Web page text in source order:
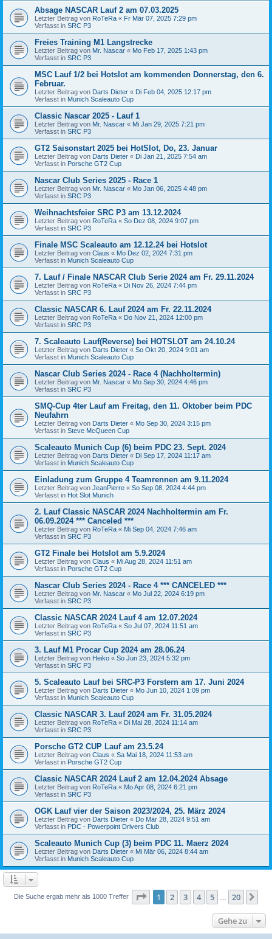
Absage NASCAR Lauf 2 am 07.03.2025
Letzter Beitrag von RoTeRa « Fr Mär 07, 2025 7:29 pm
Verfasst in SRC P3
Freies Training M1 Langstrecke
Letzter Beitrag von Mr. Nascar « Mo Feb 17, 2025 1:43 pm
Verfasst in SRC P3
MSC Lauf 1/2 bei Hotslot am kommenden Donnerstag, den 6.
Februar.
Letzter Beitrag von Darts Dieter « Di Feb 04, 2025 12:17 pm
Verfasst in Munich Scaleauto Cup
Classic Nascar 2025 - Lauf 1
Letzter Beitrag von Mr. Nascar « Mi Jan 29, 2025 7:21 pm
Verfasst in SRC P3
GT2 Saisonstart 2025 bei HotSlot, Do, 23. Januar
Letzter Beitrag von Darts Dieter « Di Jan 21, 2025 7:54 am
Verfasst in Porsche GT2 Cup
Nascar Club Series 2025 - Race 1
Letzter Beitrag von Mr. Nascar « Mo Jan 06, 2025 4:48 pm
Verfasst in SRC P3
Weihnachtsfeier SRC P3 am 13.12.2024
Letzter Beitrag von RoTeRa « So Dez 08, 2024 9:07 pm
Verfasst in SRC P3
Finale MSC Scaleauto am 12.12.24 bei Hotslot
Letzter Beitrag von Claus « Mo Dez 02, 2024 7:31 pm
Verfasst in Munich Scaleauto Cup
7. Lauf / Finale NASCAR Club Serie 2024 am Fr. 29.11.2024
Letzter Beitrag von RoTeRa « Di Nov 26, 2024 7:44 pm
Verfasst in SRC P3
Classic NASCAR 6. Lauf 2024 am Fr. 22.11.2024
Letzter Beitrag von RoTeRa « Do Nov 21, 2024 12:00 pm
Verfasst in SRC P3
7. Scaleauto Lauf(Reverse) bei HOTSLOT am 24.10.24
Letzter Beitrag von Darts Dieter « So Okt 20, 2024 9:01 am
Verfasst in Munich Scaleauto Cup
Nascar Club Series 2024 - Race 4 (Nachholtermin)
Letzter Beitrag von Mr. Nascar « Mo Sep 30, 2024 4:46 pm
Verfasst in SRC P3
SMQ-Cup 4ter Lauf am Freitag, den 11. Oktober beim PDC
Neufahrn
Letzter Beitrag von Darts Dieter « Mo Sep 30, 2024 3:15 pm
Verfasst in Steve McQueen Cup
Scaleauto Munich Cup (6) beim PDC 23. Sept. 2024
Letzter Beitrag von Darts Dieter « Di Sep 17, 2024 11:17 am
Verfasst in Munich Scaleauto Cup
Einladung zum Gruppe 4 Teamrennen am 9.11.2024
Letzter Beitrag von JeanPierre « So Sep 08, 2024 4:44 pm
Verfasst in Hot Slot Munich
2. Lauf Classic NASCAR 2024 Nachholtermin am Fr.
06.09.2024 *** Canceled ***
Letzter Beitrag von RoTeRa « Mi Sep 04, 2024 7:46 am
Verfasst in SRC P3
GT2 Finale bei Hotslot am 5.9.2024
Letzter Beitrag von Claus « Mi Aug 28, 2024 11:51 am
Verfasst in Porsche GT2 Cup
Nascar Club Series 2024 - Race 4 *** CANCELED ***
Letzter Beitrag von Mr. Nascar « Mo Jul 22, 2024 6:19 pm
Verfasst in SRC P3
Classic NASCAR 2024 Lauf 4 am 12.07.2024
Letzter Beitrag von RoTeRa « So Jul 07, 2024 11:51 am
Verfasst in SRC P3
3. Lauf M1 Procar Cup 2024 am 28.06.24
Letzter Beitrag von Heiko « So Jun 23, 2024 5:32 pm
Verfasst in SRC P3
5. Scaleauto Lauf bei SRC-P3 Forstern am 17. Juni 2024
Letzter Beitrag von Darts Dieter « Mo Jun 10, 2024 1:09 pm
Verfasst in Munich Scaleauto Cup
Classic NASCAR 3. Lauf 2024 am Fr. 31.05.2024
Letzter Beitrag von RoTeRa « Di Mai 28, 2024 11:14 am
Verfasst in SRC P3
Porsche GT2 CUP Lauf am 23.5.24
Letzter Beitrag von Claus « Sa Mai 18, 2024 11:53 am
Verfasst in Porsche GT2 Cup
Classic NASCAR 2024 Lauf 2 am 12.04.2024 Absage
Letzter Beitrag von RoTeRa « Mo Apr 08, 2024 6:21 pm
Verfasst in SRC P3
OGK Lauf vier der Saison 2023/2024, 25. März 2024
Letzter Beitrag von Darts Dieter « Do Mär 28, 2024 9:51 am
Verfasst in PDC - Powerpoint Drivers Club
Scaleauto Munich Cup (3) beim PDC 11. Maerz 2024
Letzter Beitrag von Darts Dieter « Mi Mär 06, 2024 8:44 am
Verfasst in Munich Scaleauto Cup
Die Suche ergab mehr als 1000 Treffer Seite 1von 20
1 2 3 4 5 20
Gehe zu